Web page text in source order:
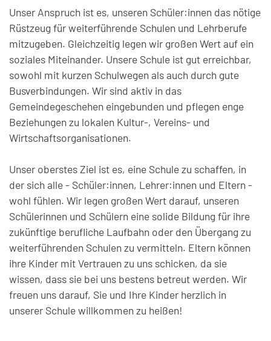
Pausenzeiten
Zusatzangebote
Berufsorientierung
Jugendcoaching
Anmeldung 2026/2027
Bau-Tagebuch
Direktion
Bildungsberatung
Beratungslehrerin
Elternverein
Schularbeiten
Rückblick 2023/24
Rückblick 2024/25
Schulkleidung
Fundstücke
Adresse
Telefonliste
Gemeinden & Links
Unser Anspruch ist es, unseren Schüler:innen das nötige
Rüstzeug für weiterführende Schulen und Lehrberufe
mitzugeben. Gleichzeitig legen wir großen Wert auf ein
soziales Miteinander. Unsere Schule ist gut erreichbar,
sowohl mit kurzen Schulwegen als auch durch gute
Busverbindungen. Wir sind aktiv in das
Gemeindegeschehen eingebunden und pflegen enge
Beziehungen zu lokalen Kultur-, Vereins- und
Wirtschaftsorganisationen.
Unser oberstes Ziel ist es, eine Schule zu schaffen, in
der sich alle - Schüler:innen, Lehrer:innen und Eltern -
wohl fühlen. Wir legen großen Wert darauf, unseren
Schülerinnen und Schülern eine solide Bildung für ihre
zukünftige berufliche Laufbahn oder den Übergang zu
weiterführenden Schulen zu vermitteln. Eltern können
ihre Kinder mit Vertrauen zu uns schicken, da sie
wissen, dass sie bei uns bestens betreut werden. Wir
freuen uns darauf, Sie und Ihre Kinder herzlich in
unserer Schule willkommen zu heißen!